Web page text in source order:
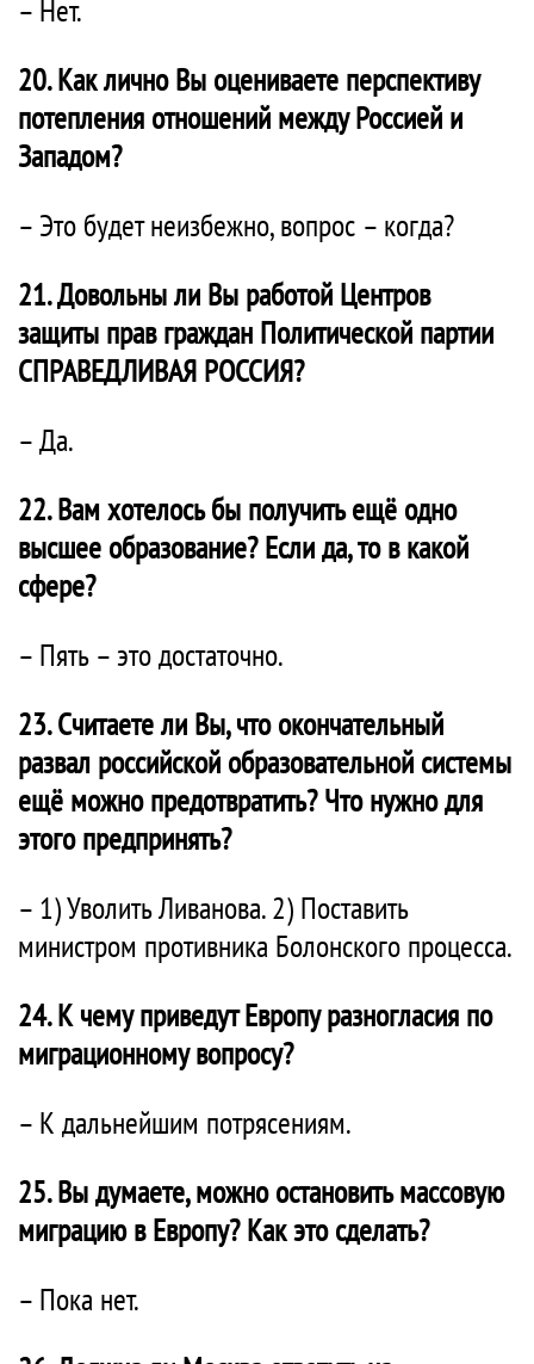
– Нет.
20. Как лично Вы оцениваете перспективу
потепления отношений между Россией и
Западом?
– Это будет неизбежно, вопрос – когда?
21. Довольны ли Вы работой Центров
защиты прав граждан Политической партии
СПРАВЕДЛИВАЯ РОССИЯ?
– Да.
22. Вам хотелось бы получить ещё одно
высшее образование? Если да, то в какой
сфере?
– Пять – это достаточно.
23. Считаете ли Вы, что окончательный
развал российской образовательной системы
ещё можно предотвратить? Что нужно для
этого предпринять?
– 1) Уволить Ливанова. 2) Поставить
министром противника Болонского процесса.
24. К чему приведут Европу разногласия по
миграционному вопросу?
– К дальнейшим потрясениям.
25. Вы думаете, можно остановить массовую
миграцию в Европу? Как это сделать?
– Пока нет.